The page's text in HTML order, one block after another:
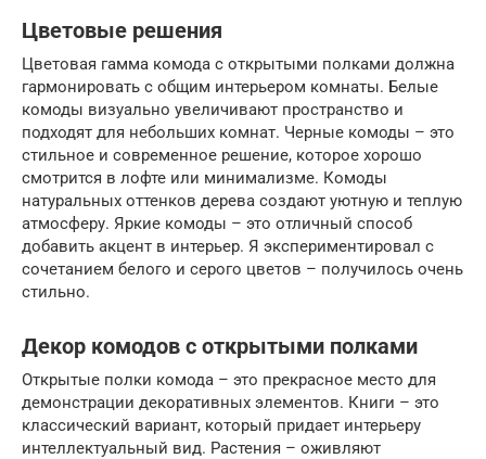
Цветовые решения
Цветовая гамма комода с открытыми полками должна
гармонировать с общим интерьером комнаты. Белые
комоды визуально увеличивают пространство и
подходят для небольших комнат. Черные комоды – это
стильное и современное решение, которое хорошо
смотрится в лофте или минимализме. Комоды
натуральных оттенков дерева создают уютную и теплую
атмосферу. Яркие комоды – это отличный способ
добавить акцент в интерьер. Я экспериментировал с
сочетанием белого и серого цветов – получилось очень
стильно.
Декор комодов с открытыми полками
Открытые полки комода – это прекрасное место для
демонстрации декоративных элементов. Книги – это
классический вариант, который придает интерьеру
интеллектуальный вид. Растения – оживляют